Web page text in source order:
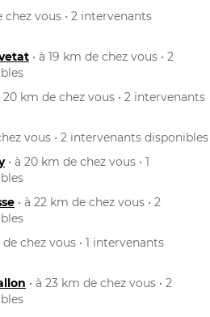
chez vous • 2 intervenants
• à 19 km de chez vous • 2
20 km de chez vous • 2 intervenants
vous • 2 intervenants disponibles
• à 20 km de chez vous • 1
• à 22 km de chez vous • 2
de chez vous • 1 intervenants
• à 23 km de chez vous • 2